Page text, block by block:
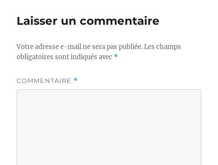
Laisser un commentaire
Votre adresse e-mail ne sera pas publiée. Les champs
obligatoires sont indiqués avec *
COMMENTAIRE *